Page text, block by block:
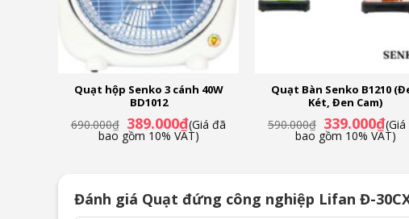
Quạt hộp Senko 3 cánh 40W
BD1012
690.000₫ Giá
gốc
là:
389.000₫Giá
hiện
tại
(Giá đã
bao gồm 10% VAT)
Quạt Bàn Senko B1210
Két, Đen Cam)
590.000₫ Giá
gốc
là:
339.000₫Giá
hiện
tại
bao gồm 10% VAT)
Đánh giá Quạt đứng công nghiệp Lifan Đ-